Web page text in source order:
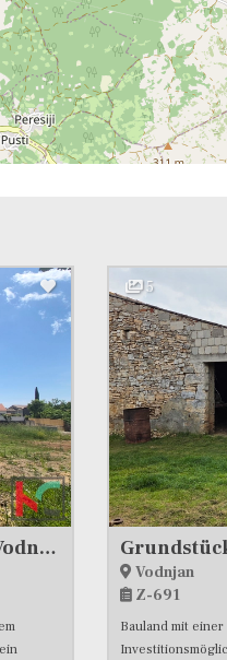
Grundstück, 1024 m2, Verkauf, Vodnjan
5
Vodnjan
Z-691
Bauland mit